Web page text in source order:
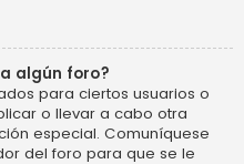
algún foro?
para ciertos usuarios o
o llevar a cabo otra
especial. Comuníquese
del foro para que se le